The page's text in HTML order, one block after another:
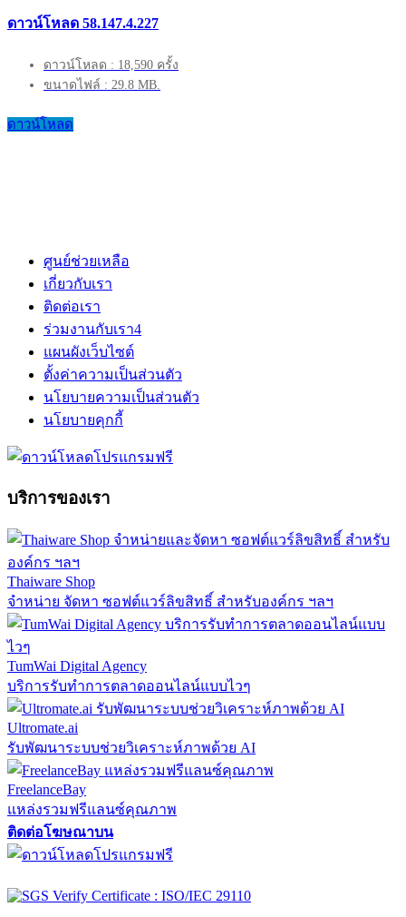
ดาวน์โหลด 58.147.4.227
ดาวน์โหลด : 18,590 ครั้ง
ขนาดไฟล์ : 29.8 MB.
ดาวน์โหลด
ศูนย์ช่วยเหลือ
เกี่ยวกับเรา
ติดต่อเรา
ร่วมงานกับเรา4
แผนผังเว็บไซต์
ตั้งค่าความเป็นส่วนตัว
นโยบายความเป็นส่วนตัว
นโยบายคุกกี้
บริการของเรา
Thaiware Shop
จำหน่าย จัดหา ซอฟต์แวร์ลิขสิทธิ์ สำหรับองค์กร ฯลฯ
TumWai Digital Agency
บริการรับทำการตลาดออนไลน์แบบไวๆ
Ultromate.ai
รับพัฒนาระบบช่วยวิเคราะห์ภาพด้วย AI
FreelanceBay
แหล่งรวมฟรีแลนซ์คุณภาพ
ติดต่อโฆษณาบน